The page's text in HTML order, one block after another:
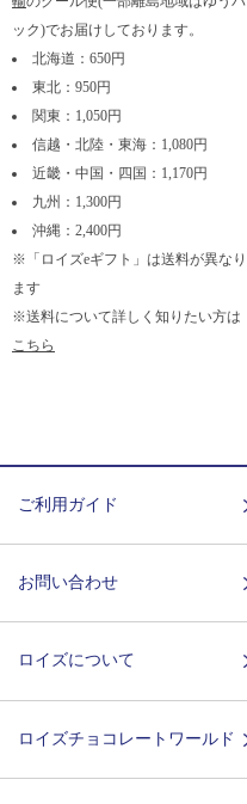
ック)でお届けしております。
北海道：650円
東北：950円
関東：1,050円
信越・北陸・東海：1,080円
近畿・中国・四国：1,170円
九州：1,300円
沖縄：2,400円
※「ロイズeギフト」は送料が異なり
ます
※送料について詳しく知りたい方は
こちら
ご利用ガイド
お問い合わせ
ロイズについて
ロイズチョコレートワールド